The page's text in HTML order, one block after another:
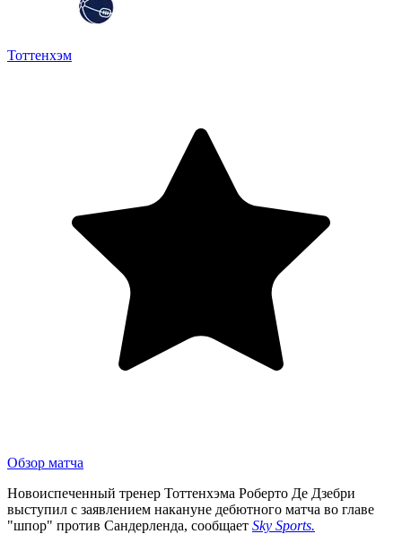
Тоттенхэм
Обзор матча
Новоиспеченный тренер Тоттенхэма Роберто Де Дзебри
выступил с заявлением накануне дебютного матча во главе
"шпор" против Сандерленда, сообщает Sky Sports.